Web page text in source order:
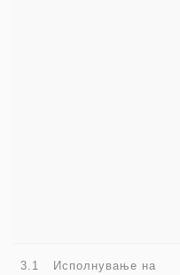
3.1
Исполнување на